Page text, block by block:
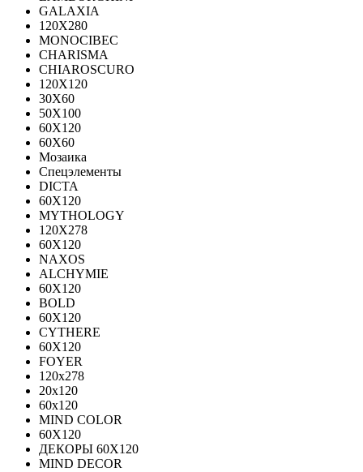
GALAXIA
120Х280
MONOCIBEC
CHARISMA
CHIAROSCURO
120X120
30X60
50X100
60X120
60X60
Мозаика
Спецэлементы
DICTA
60X120
MYTHOLOGY
120X278
60X120
NAXOS
ALCHYMIE
60Х120
BOLD
60X120
CYTHERE
60X120
FOYER
120х278
20х120
60х120
MIND COLOR
60Х120
ДЕКОРЫ 60Х120
MIND DECOR